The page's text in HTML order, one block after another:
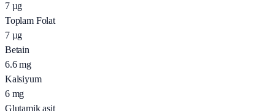
7 µg
Toplam Folat
7 µg
Betain
6.6 mg
Kalsiyum
6 mg
Glutamik asit